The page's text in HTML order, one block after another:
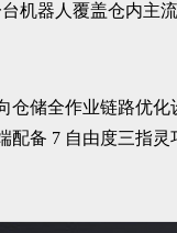
机器人覆盖仓内主流
仓储全作业链路优化
配备 7 自由度三指